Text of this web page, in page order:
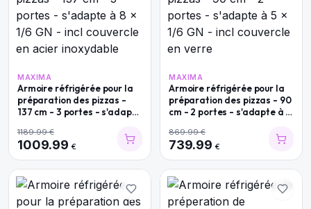
MAXIMA
Armoire réfrigérée pour la
préparation des pizzas -
137 cm - 3 portes - s'adapte
en acier inoxydable
1189.99€
1009.99 €
MAXIMA
Armoire réfrigérée pour la
préparation des pizzas - 90
cm - 2 portes - s'adapte à 5
verre
869.99€
739.99 €